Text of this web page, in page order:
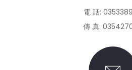
電 話:
傳 真: